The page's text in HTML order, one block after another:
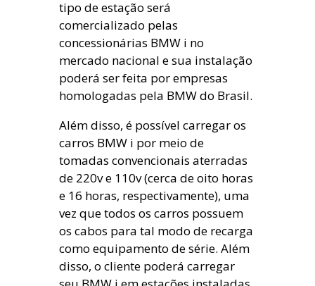
tipo de estação será
comercializado pelas
concessionárias BMW i no
mercado nacional e sua instalação
poderá ser feita por empresas
homologadas pela BMW do Brasil.
Além disso, é possível carregar os
carros BMW i por meio de
tomadas convencionais aterradas
de 220v e 110v (cerca de oito horas
e 16 horas, respectivamente), uma
vez que todos os carros possuem
os cabos para tal modo de recarga
como equipamento de série. Além
disso, o cliente poderá carregar